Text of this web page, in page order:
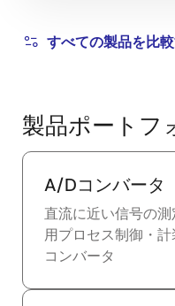
すべての製品を比
製品ポートフ
A/Dコンバータ
直流に近い信号の
用プロセス制御・
コンバータ